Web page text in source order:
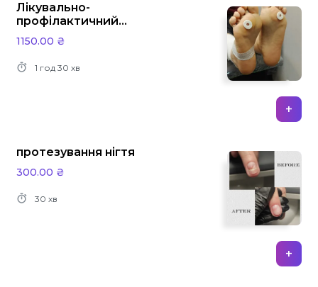
Лікувально-
профілактичний
педикюр
1150.00 ₴
1 год 30 хв
+
протезування нігтя
300.00 ₴
30 хв
+